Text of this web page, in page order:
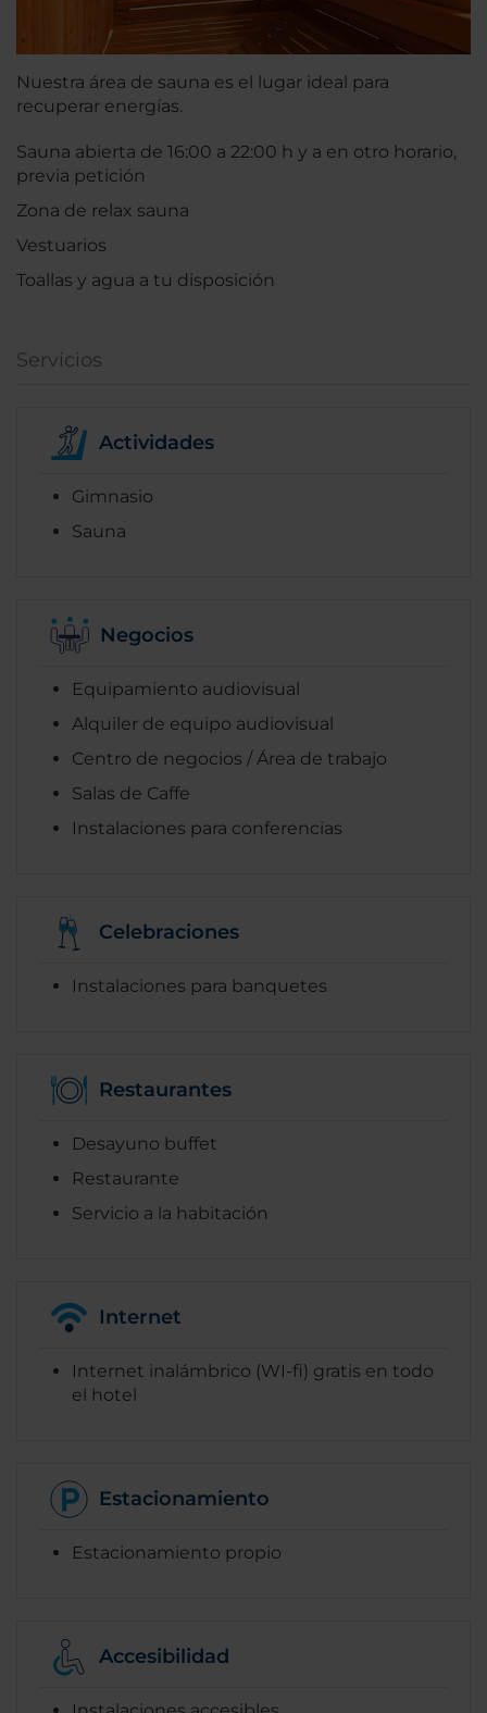
Nuestra área de sauna es el lugar ideal para
recuperar energías.
Sauna abierta de 16:00 a 22:00 h y a en otro horario,
previa petición
Zona de relax sauna
Vestuarios
Toallas y agua a tu disposición
Servicios
Actividades
Gimnasio
Sauna
Negocios
Equipamiento audiovisual
Alquiler de equipo audiovisual
Centro de negocios / Área de trabajo
Salas de Caffe
Instalaciones para conferencias
Celebraciones
Instalaciones para banquetes
Restaurantes
Desayuno buffet
Restaurante
Servicio a la habitación
Internet
Internet inalámbrico (WI-fi) gratis en todo
el hotel
Estacionamiento
Estacionamiento propio
Accesibilidad